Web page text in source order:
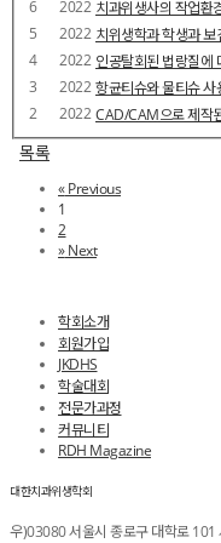
6
2022 치과위생사의 작업환
5
2022 치위생학과 학생과
4
2022 인공탈회된 법랑질에
3
2022 항균티슈와 물티슈 사
2
2022 CAD/CAM으로 제작
목록
« Previous
1
2
» Next
학회소개
회원가입
JKDHS
학술대회
전문가과정
커뮤니티
RDH Magazine
대한치과위생학회
우)03080 서울시 종로구 대학로